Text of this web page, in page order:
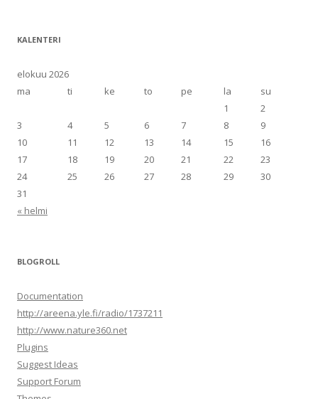
KALENTERI
elokuu 2026
ma
ti ke to pe la su
« helmi
1
2
3
4 5 6 7 8
9
10
11 12 13 14 15
16
17
18 19 20 21 22
23
24
25 26 27 28 29
30
31
BLOGROLL
Documentation
http://areena.yle.fi/radio/1737211
http://www.nature360.net
Plugins
Suggest Ideas
Support Forum